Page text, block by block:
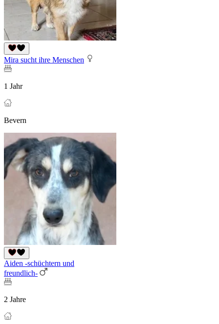
Mira sucht ihre Menschen
1 Jahr
Bevern
Aiden -schüchtern und
freundlich-
2 Jahre